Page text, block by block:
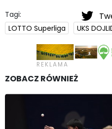
Tagi:
LOTTO Superliga
UKS
ZOBACZ RÓWNIEŻ